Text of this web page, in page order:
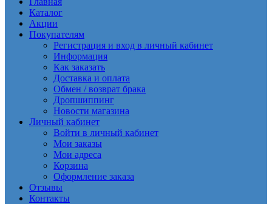
Каталог
Акции
Покупателям
Регистрация и вход в личный кабинет
Информация
Как заказать
Доставка и оплата
Обмен / возврат брака
Дропшиппинг
Новости магазина
Личный кабинет
Войти в личный кабинет
Мои заказы
Мои адреса
Корзина
Оформление заказа
Отзывы
Контакты